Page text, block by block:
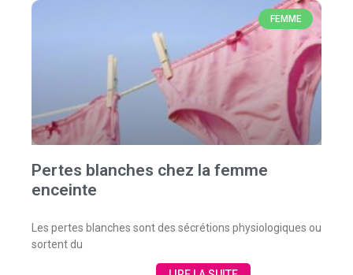
FEMME
Pertes blanches chez la femme
enceinte
Les pertes blanches sont des sécrétions physiologiques ou
sortent du